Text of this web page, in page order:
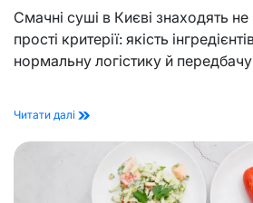
Смачні суші в Києві знаходять не
прості критерії: якість
нормальну логістику й
Читати далі Смачні
обрати